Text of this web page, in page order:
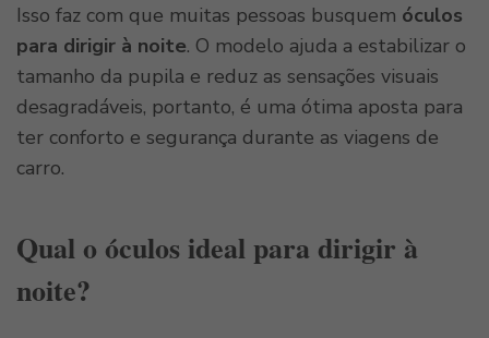
Isso faz com que muitas pessoas busquem óculos
para dirigir à noite. O modelo ajuda a estabilizar o
tamanho da pupila e reduz as sensações visuais
desagradáveis, portanto, é uma ótima aposta para
ter conforto e segurança durante as viagens de
carro.
Qual o óculos ideal para dirigir à
noite?